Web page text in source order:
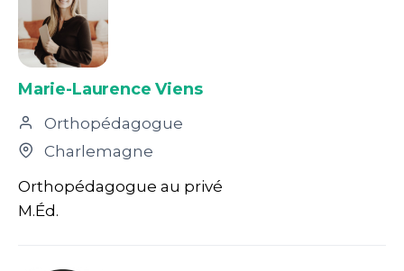
Marie-Laurence Viens
Orthopédagogue
Charlemagne
Orthopédagogue au privé
M.Éd.